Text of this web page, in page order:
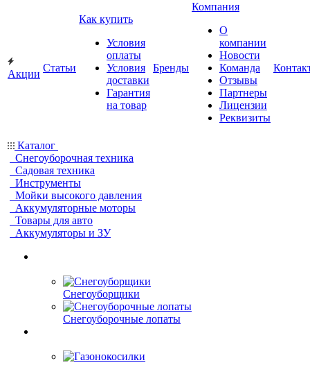
Акции
Статьи
Как купить
Условия
оплаты
Условия
доставки
Гарантия
на товар
Бренды
Компания
О
компании
Новости
Команда
Отзывы
Партнеры
Лицензии
Реквизиты
Каталог
Снегоуборочная техника
Садовая техника
Инструменты
Мойки высокого давления
Аккумуляторные моторы
Товары для авто
Аккумуляторы и ЗУ
Снегоуборщики
Снегоуборочные лопаты